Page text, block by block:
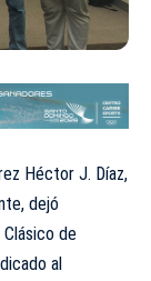
Héctor J. Díaz,
dejó
de
al